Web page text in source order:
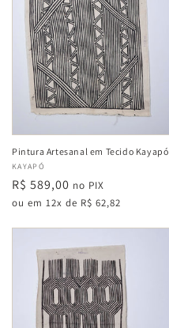
Pintura Artesanal em Tecido Kayapó
Fabricante:
KAYAPÓ
Preço
normal
R$ 589,00 no PIX
ou em 12x de R$ 62,82